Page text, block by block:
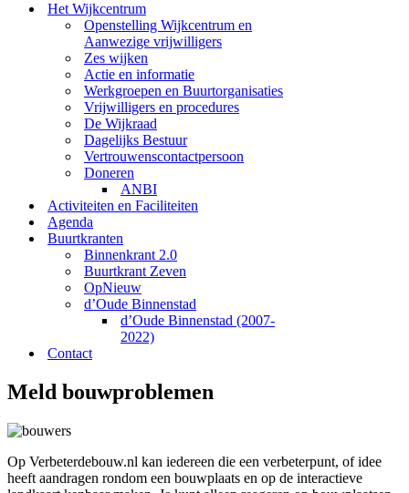
Het Wijkcentrum
Openstelling Wijkcentrum en
Aanwezige vrijwilligers
Zes wijken
Actie en informatie
Werkgroepen en Buurtorganisaties
Vrijwilligers en procedures
De Wijkraad
Dagelijks Bestuur
Vertrouwenscontactpersoon
Doneren
ANBI
Activiteiten en Faciliteiten
Agenda
Buurtkranten
Binnenkrant 2.0
Buurtkrant Zeven
OpNieuw
d’Oude Binnenstad
d’Oude Binnenstad (2007-
2022)
Contact
Meld bouwproblemen
Op Verbeterdebouw.nl kan iedereen die een verbeterpunt, of idee
heeft aandragen rondom een bouwplaats en op de interactieve